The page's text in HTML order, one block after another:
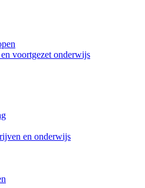
voortgezet onderwijs
en onderwijs